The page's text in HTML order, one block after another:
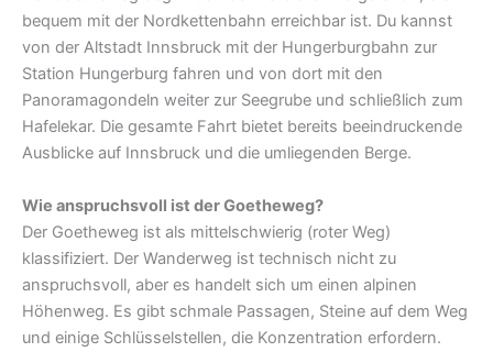
bequem mit der Nordkettenbahn erreichbar ist. Du kannst
von der Altstadt Innsbruck mit der Hungerburgbahn zur
Station Hungerburg fahren und von dort mit den
Panoramagondeln weiter zur Seegrube und schließlich zum
Hafelekar. Die gesamte Fahrt bietet bereits beeindruckende
Ausblicke auf Innsbruck und die umliegenden Berge.
Wie anspruchsvoll ist der Goetheweg?
Der Goetheweg ist als mittelschwierig (roter Weg)
klassifiziert. Der Wanderweg ist technisch nicht zu
anspruchsvoll, aber es handelt sich um einen alpinen
Höhenweg. Es gibt schmale Passagen, Steine auf dem Weg
und einige Schlüsselstellen, die Konzentration erfordern.